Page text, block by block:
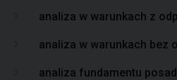
analiza w warunkach z
analiza w warunkach bez
analiza fundamentu